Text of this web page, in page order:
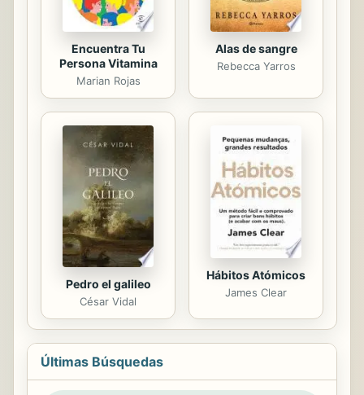
Encuentra Tu
Persona Vitamina
Marian Rojas
Alas de sangre
Rebecca Yarros
Pedro el galileo
César Vidal
Hábitos Atómicos
James Clear
Últimas Búsquedas